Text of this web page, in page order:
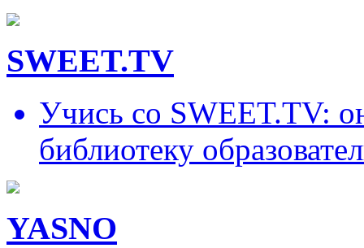
SWEET.TV
Учись со SWEET.TV:
библиотеку
YASNO